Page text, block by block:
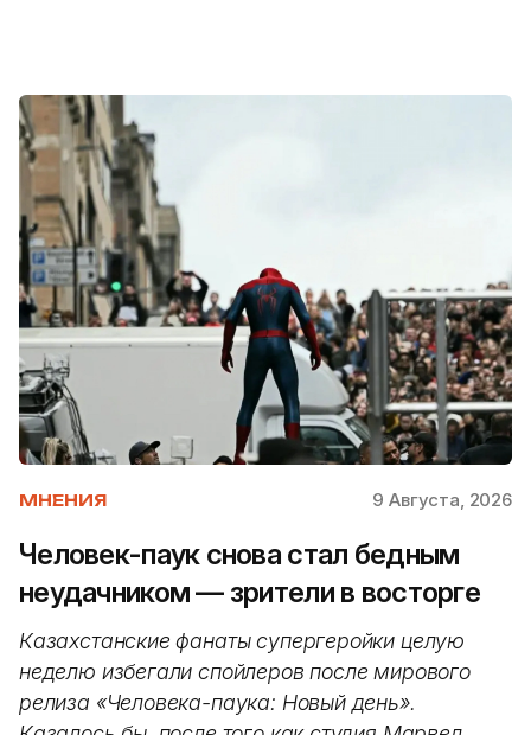
МНЕНИЯ 9 Августа, 2026
Человек-паук снова стал бедным
неудачником — зрители в восторге
Казахстанские фанаты супергеройки целую
неделю избегали спойлеров после мирового
релиза «Человека-паука: Новый день».